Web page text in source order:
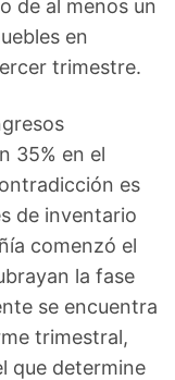
de al menos un
en
trimestre.
35% en el
es
de inventario
comenzó el
la fase
se encuentra
trimestral,
que determine